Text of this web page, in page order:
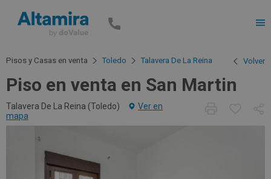
Pisos y Casas en venta Toledo Talavera De La Reina Volver
Piso en venta en San Martin
Talavera De La Reina (Toledo)
Ver en
mapa